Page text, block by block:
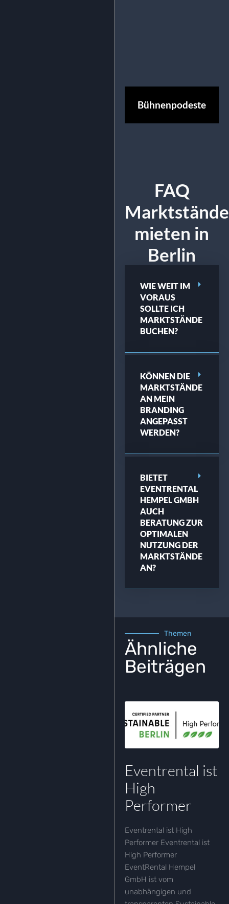
Bühnenpodeste
FAQ
Marktstände
mieten in
Berlin
WIE WEIT IM
VORAUS
SOLLTE ICH
MARKTSTÄNDE
BUCHEN?
KÖNNEN DIE
MARKTSTÄNDE
AN MEIN
BRANDING
ANGEPASST
WERDEN?
BIETET
EVENTRENTAL
HEMPEL GMBH
AUCH
BERATUNG ZUR
OPTIMALEN
NUTZUNG DER
MARKTSTÄNDE
AN?
Themen
Ähnliche
Beiträgen
Eventrental ist
High
Performer
Eventrental ist High
Performer Eventrental ist
High Performer
EventRental Hempel
GmbH ist vom
unabhängigen und